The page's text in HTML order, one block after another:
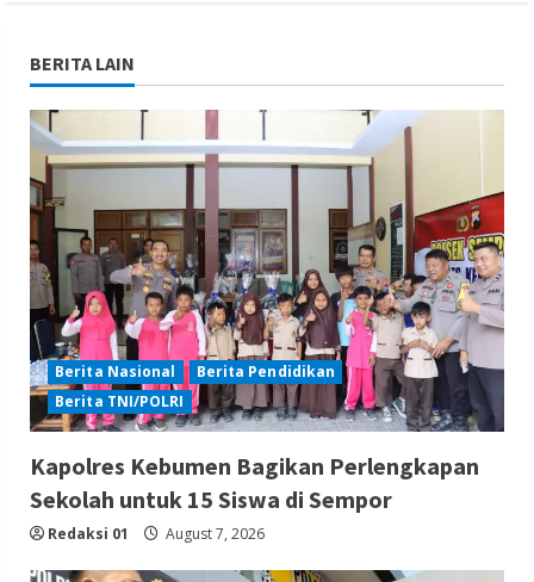
BERITA LAIN
Berita Nasional
Berita Pendidikan
Berita TNI/POLRI
Kapolres Kebumen Bagikan Perlengkapan
Sekolah untuk 15 Siswa di Sempor
Redaksi 01 August 7, 2026